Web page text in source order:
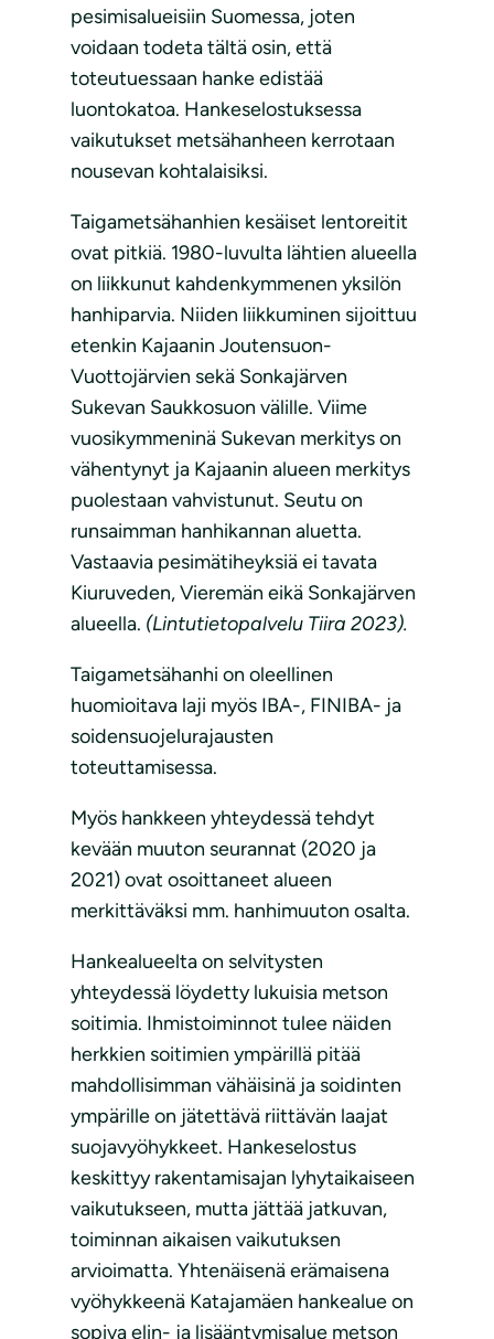
pesimisalueisiin Suomessa, joten
voidaan todeta tältä osin, että
toteutuessaan hanke edistää
luontokatoa. Hankeselostuksessa
vaikutukset metsähanheen kerrotaan
nousevan kohtalaisiksi.
Taigametsähanhien kesäiset lentoreitit
ovat pitkiä. 1980-luvulta lähtien alueella
on liikkunut kahdenkymmenen yksilön
hanhiparvia. Niiden liikkuminen sijoittuu
etenkin Kajaanin Joutensuon-
Vuottojärvien sekä Sonkajärven
Sukevan Saukkosuon välille. Viime
vuosikymmeninä Sukevan merkitys on
vähentynyt ja Kajaanin alueen merkitys
puolestaan vahvistunut. Seutu on
runsaimman hanhikannan aluetta.
Vastaavia pesimätiheyksiä ei tavata
Kiuruveden, Vieremän eikä Sonkajärven
alueella. (Lintutietopalvelu Tiira 2023).
Taigametsähanhi on oleellinen
huomioitava laji myös IBA-, FINIBA- ja
soidensuojelurajausten
toteuttamisessa.
Myös hankkeen yhteydessä tehdyt
kevään muuton seurannat (2020 ja
2021) ovat osoittaneet alueen
merkittäväksi mm. hanhimuuton osalta.
Hankealueelta on selvitysten
yhteydessä löydetty lukuisia metson
soitimia. Ihmistoiminnot tulee näiden
herkkien soitimien ympärillä pitää
mahdollisimman vähäisinä ja soidinten
ympärille on jätettävä riittävän laajat
suojavyöhykkeet. Hankeselostus
keskittyy rakentamisajan lyhytaikaiseen
vaikutukseen, mutta jättää jatkuvan,
toiminnan aikaisen vaikutuksen
arvioimatta. Yhtenäisenä erämaisena
vyöhykkeenä Katajamäen hankealue on
sopiva elin- ja lisääntymisalue metson